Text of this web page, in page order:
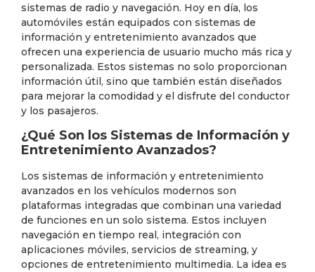
sistemas de radio y navegación. Hoy en día, los
automóviles están equipados con sistemas de
información y entretenimiento avanzados que
ofrecen una experiencia de usuario mucho más rica y
personalizada. Estos sistemas no solo proporcionan
información útil, sino que también están diseñados
para mejorar la comodidad y el disfrute del conductor
y los pasajeros.
¿Qué Son los Sistemas de Información y
Entretenimiento Avanzados?
Los sistemas de información y entretenimiento
avanzados en los vehículos modernos son
plataformas integradas que combinan una variedad
de funciones en un solo sistema. Estos incluyen
navegación en tiempo real, integración con
aplicaciones móviles, servicios de streaming, y
opciones de entretenimiento multimedia. La idea es